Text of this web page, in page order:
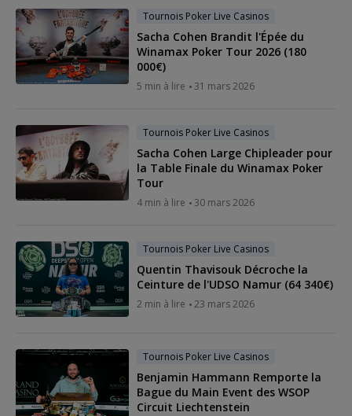
Tournois Poker Live Casinos
Sacha Cohen Brandit l'Épée du
Winamax Poker Tour 2026 (180
000€)
5 min à lire 31 mars 2026
Tournois Poker Live Casinos
Sacha Cohen Large Chipleader pour
la Table Finale du Winamax Poker
Tour
4 min à lire 30 mars 2026
Tournois Poker Live Casinos
Quentin Thavisouk Décroche la
Ceinture de l'UDSO Namur (64 340€)
2 min à lire 23 mars 2026
Tournois Poker Live Casinos
Benjamin Hammann Remporte la
Bague du Main Event des WSOP
Circuit Liechtenstein